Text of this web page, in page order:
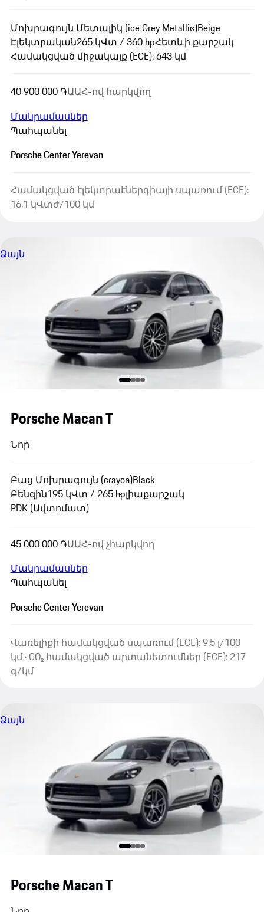
Մոխրագույն Մետալիկ (ice Grey Metallic)Beige
Էլեկտրական265 կՎտ / 360 hpՀետևի քարշակ
Համակցված միջակայք (ECE): 643 կմ
40 900 000 ֏ԱԱՀ-ով հարկվող
Մանրամասներ
Պահպանել
Porsche Center Yerevan
Համակցված էլեկտրաէներգիայի սպառում (ECE):
16,1 կՎտժ/100 կմ
Ձայն
Porsche Macan T
Նոր
Բաց Մոխրագույն (crayon)Black
Բենզին195 կՎտ / 265 hpլիաքարշակ
PDK (Ավտոմատ)
45 000 000 ֏ԱԱՀ-ով չհարկվող
Մանրամասներ
Պահպանել
Porsche Center Yerevan
Վառելիքի համակցված սպառում (ECE): 9,5 լ/100
կմ · CO₂ համակցված արտանետումներ (ECE): 217
գ/կմ
Ձայն
Porsche Macan T